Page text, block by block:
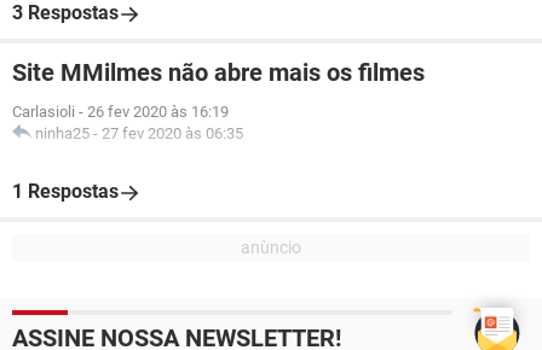
3 Respostas
Site MMilmes não abre mais os filmes
Carlasioli - 26 fev 2020 às 16:19
ninha25 - 27 fev 2020 às 06:35
1 Respostas
ASSINE NOSSA NEWSLETTER!